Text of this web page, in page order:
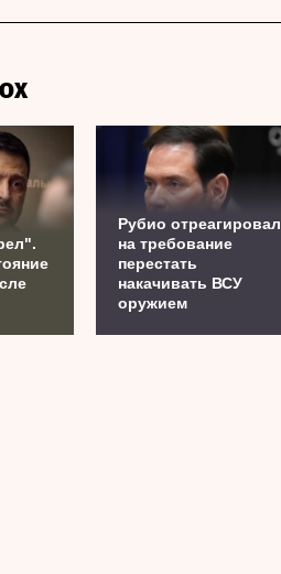
Рубио отреагировал
на требование
перестать
накачивать ВСУ
оружием